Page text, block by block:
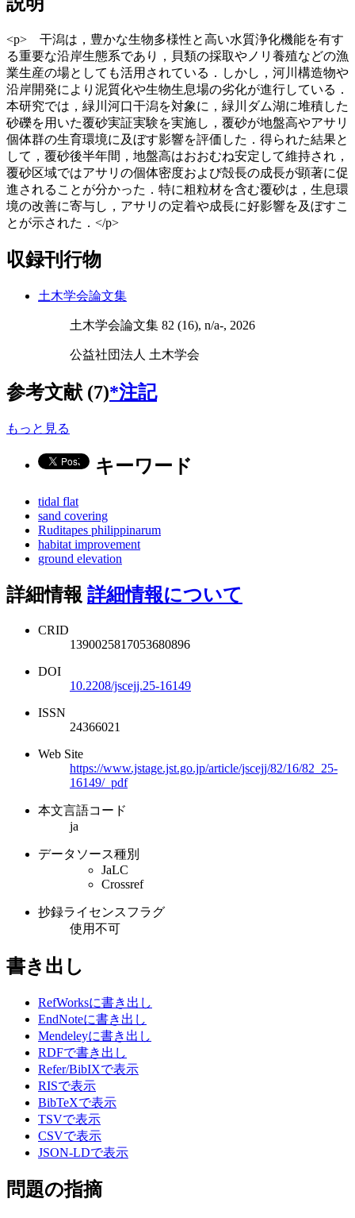
<p> 干潟は，豊かな生物多様性と高い水質浄化機能を有す
る重要な沿岸生態系であり，貝類の採取やノリ養殖などの漁
業生産の場としても活用されている．しかし，河川構造物や
沿岸開発により泥質化や生物生息場の劣化が進行している．
本研究では，緑川河口干潟を対象に，緑川ダム湖に堆積した
砂礫を用いた覆砂実証実験を実施し，覆砂が地盤高やアサリ
個体群の生育環境に及ぼす影響を評価した．得られた結果と
して，覆砂後半年間，地盤高はおおむね安定して維持され，
覆砂区域ではアサリの個体密度および殻長の成長が顕著に促
進されることが分かった．特に粗粒材を含む覆砂は，生息環
境の改善に寄与し，アサリの定着や成長に好影響を及ぼすこ
とが示された．</p>
収録刊行物
土木学会論文集
土木学会論文集 82 (16), n/a-, 2026
公益社団法人 土木学会
参考文献 (7)*注記
もっと見る
キーワード
tidal flat
sand covering
Ruditapes philippinarum
habitat improvement
ground elevation
詳細情報 詳細情報について
CRID
1390025817053680896
DOI
10.2208/jscejj.25-16149
ISSN
24366021
Web Site
https://www.jstage.jst.go.jp/article/jscejj/82/16/82_25-
16149/_pdf
本文言語コード
ja
データソース種別
JaLC
Crossref
抄録ライセンスフラグ
使用不可
書き出し
RefWorksに書き出し
EndNoteに書き出し
Mendeleyに書き出し
RDFで書き出し
Refer/BibIXで表示
RISで表示
BibTeXで表示
TSVで表示
CSVで表示
JSON-LDで表示
問題の指摘